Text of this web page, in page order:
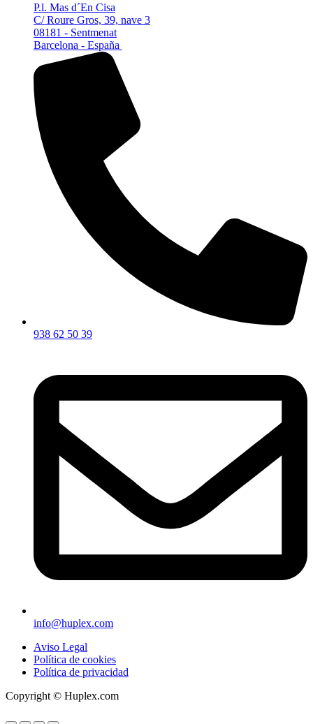
P.l. Mas d´En Cisa
C/ Roure Gros, 39, nave 3
08181 - Sentmenat
Barcelona - España
938 62 50 39
info@huplex.com
Aviso Legal
Política de cookies
Política de privacidad
Copyright © Huplex.com